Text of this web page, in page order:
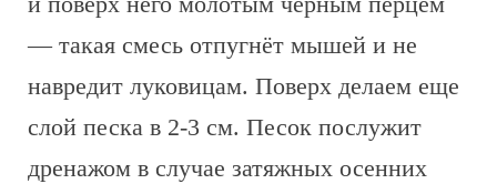
— такая смесь отпугнёт мышей и не
навредит луковицам. Поверх делаем еще
слой песка в 2-3 см. Песок послужит
дренажом в случае затяжных осенних